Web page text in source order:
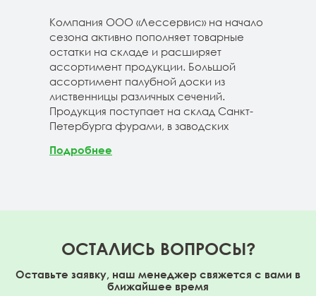
Компания ООО «Лессервис» на начало
сезона активно пополняет товарные
остатки на складе и расширяет
ассортимент продукции. Большой
ассортимент палубной доски из
лиственницы различных сечений.
Продукция поступает на склад Санкт-
Петербурга фурами, в заводских
Подробнее
ОСТАЛИСЬ ВОПРОСЫ?
Оставьте заявку, наш менеджер свяжется с вами в
ближайшее время